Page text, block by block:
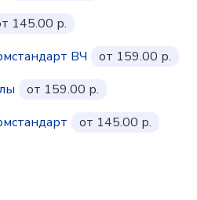
145.00 р.
ВЧ
от 159.00 р.
от 159.00 р.
от 145.00 р.